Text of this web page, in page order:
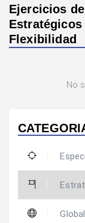
Ejercicios
Estratégicos
Flexibilidad
No